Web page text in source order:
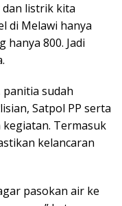
listrik kita
di Melawi hanya
hanya 800. Jadi
panitia sudah
Satpol PP serta
Termasuk
kelancaran
pasokan air ke